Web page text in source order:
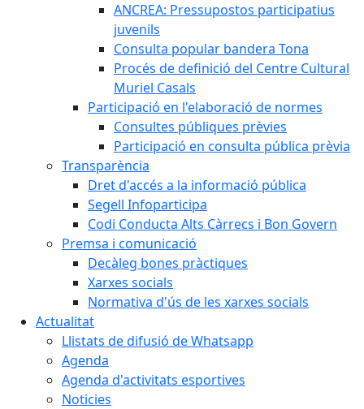
ANCREA: Pressupostos participatius
juvenils
Consulta popular bandera Tona
Procés de definició del Centre Cultural
Muriel Casals
Participació en l'elaboració de normes
Consultes públiques prèvies
Participació en consulta pública prèvia
Transparència
Dret d'accés a la informació pública
Segell Infoparticipa
Codi Conducta Alts Càrrecs i Bon Govern
Premsa i comunicació
Decàleg bones pràctiques
Xarxes socials
Normativa d'ús de les xarxes socials
Actualitat
Llistats de difusió de Whatsapp
Agenda
Agenda d'activitats esportives
Noticies